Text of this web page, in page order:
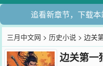
追看新章节，下载
三月中文网 > 历史小说 > 边关
边关第一